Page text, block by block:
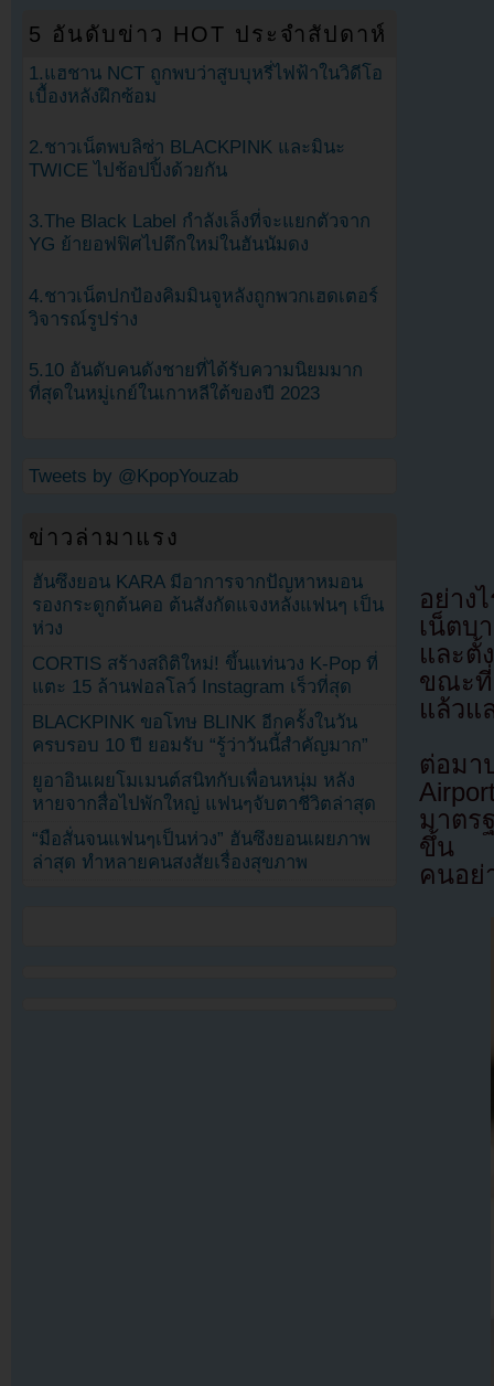
อย่าง
เน็ตบ
และตั้
ขณะที่
แล้วแ
ต่อมา
มาตร
ขึ้น ร
คนอย่
5 อันดับข่าว HOT ประจำสัปดาห์
1.แฮชาน NCT ถูกพบว่าสูบบุหรี่ไฟฟ้าในวิดีโอ
เบื้องหลังฝึกซ้อม
2.ชาวเน็ตพบลิซ่า BLACKPINK และมินะ
TWICE ไปช้อปปิ้งด้วยกัน
3.The Black Label กำลังเล็งที่จะแยกตัวจาก
YG ย้ายอฟฟิศไปตึกใหม่ในฮันนัมดง
4.ชาวเน็ตปกป้องคิมมินจูหลังถูกพวกเฮดเตอร์
วิจารณ์รูปร่าง
5.10 อันดับคนดังชายที่ได้รับความนิยมมาก
ที่สุดในหมู่เกย์ในเกาหลีใต้ของปี 2023
Tweets by @KpopYouzab
ข่าวล่ามาแรง
ฮันซึงยอน KARA มีอาการจากปัญหาหมอน
รองกระดูกต้นคอ ต้นสังกัดแจงหลังแฟนๆ เป็น
ห่วง
CORTIS สร้างสถิติใหม่! ขึ้นแท่นวง K-Pop ที่
แตะ 15 ล้านฟอลโลว์ Instagram เร็วที่สุด
BLACKPINK ขอโทษ BLINK อีกครั้งในวัน
ครบรอบ 10 ปี ยอมรับ “รู้ว่าวันนี้สำคัญมาก”
ยูอาอินเผยโมเมนต์สนิทกับเพื่อนหนุ่ม หลัง
หายจากสื่อไปพักใหญ่ แฟนๆจับตาชีวิตล่าสุด
“มือสั่นจนแฟนๆเป็นห่วง” ฮันซึงยอนเผยภาพ
ล่าสุด ทำหลายคนสงสัยเรื่องสุขภาพ